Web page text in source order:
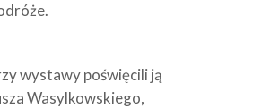
wystawy poświęcili ją
Wasylkowskiego,